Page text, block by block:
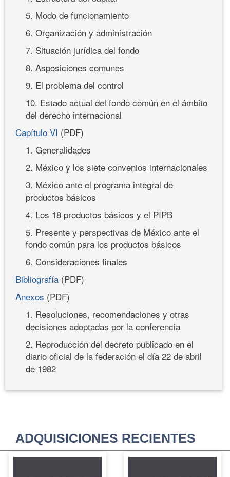
5. Modo de funcionamiento
6. Organización y administración
7. Situación jurídica del fondo
8. Asposiciones comunes
9. El problema del control
10. Estado actual del fondo común en el ámbito
del derecho internacional
Capítulo VI (PDF)
1. Generalidades
2. México y los siete convenios internacionales
3. México ante el programa integral de
productos básicos
4. Los 18 productos básicos y el PIPB
5. Presente y perspectivas de México ante el
fondo común para los productos básicos
6. Consideraciones finales
Bibliografía (PDF)
Anexos (PDF)
1. Resoluciones, recomendaciones y otras
decisiones adoptadas por la conferencia
2. Reproducción del decreto publicado en el
diario oficial de la federación el día 22 de abril
de 1982
ADQUISICIONES RECIENTES